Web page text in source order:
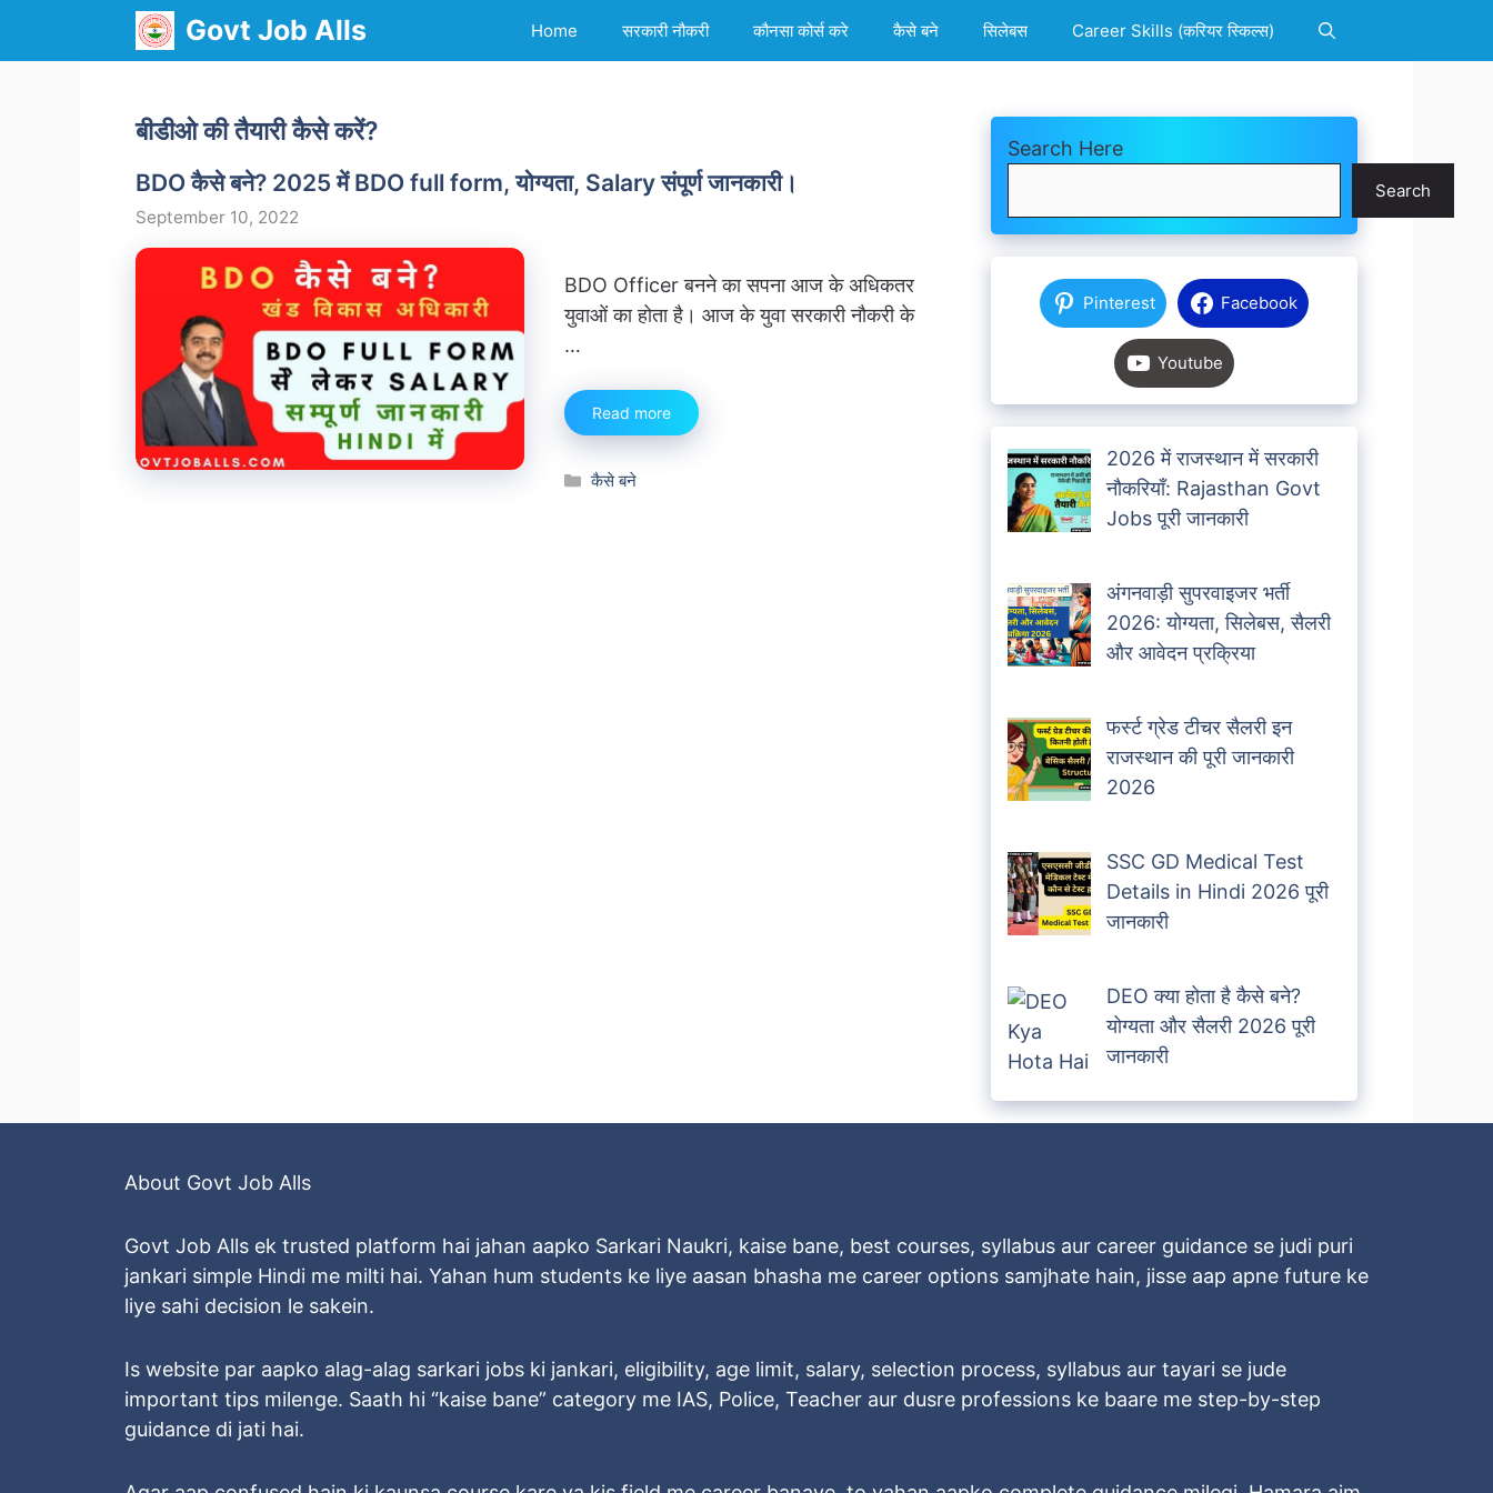
Govt Job Alls Home सरकारी नौकरी कौनसा कोर्स करे कैसे बने सिलेबस Career Skills (करियर स्किल्स)
बीडीओ की तैयारी कैसे करें?
BDO कैसे बने? 2025 में BDO full form, योग्यता, Salary संपूर्ण जानकारी।
September 10, 2022
BDO Officer बनने का सपना आज के अधिकतर
युवाओं का होता है। आज के युवा सरकारी नौकरी के
…
Read more
Categories
कैसे बने
Search Here
Search
Pinterest Facebook
Youtube
2026 में राजस्थान में सरकारी
नौकरियाँ: Rajasthan Govt
Jobs पूरी जानकारी
अंगनवाड़ी सुपरवाइजर भर्ती
2026: योग्यता, सिलेबस, सैलरी
और आवेदन प्रक्रिया
फर्स्ट ग्रेड टीचर सैलरी इन
राजस्थान की पूरी जानकारी
2026
SSC GD Medical Test
Details in Hindi 2026 पूरी
जानकारी
DEO क्या होता है कैसे बने?
योग्यता और सैलरी 2026 पूरी
जानकारी
About Govt Job Alls
Govt Job Alls ek trusted platform hai jahan aapko Sarkari Naukri, kaise bane, best courses, syllabus aur career guidance se judi puri
jankari simple Hindi me milti hai. Yahan hum students ke liye aasan bhasha me career options samjhate hain, jisse aap apne future ke
liye sahi decision le sakein.
Is website par aapko alag-alag sarkari jobs ki jankari, eligibility, age limit, salary, selection process, syllabus aur tayari se jude
important tips milenge. Saath hi “kaise bane” category me IAS, Police, Teacher aur dusre professions ke baare me step-by-step
guidance di jati hai.